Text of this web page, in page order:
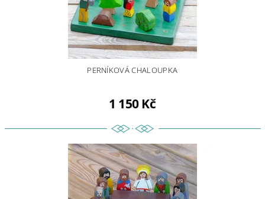
PERNÍKOVÁ CHALOUPKA
1 150 Kč